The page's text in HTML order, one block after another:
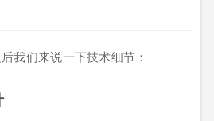
我们来说一下技术细节：